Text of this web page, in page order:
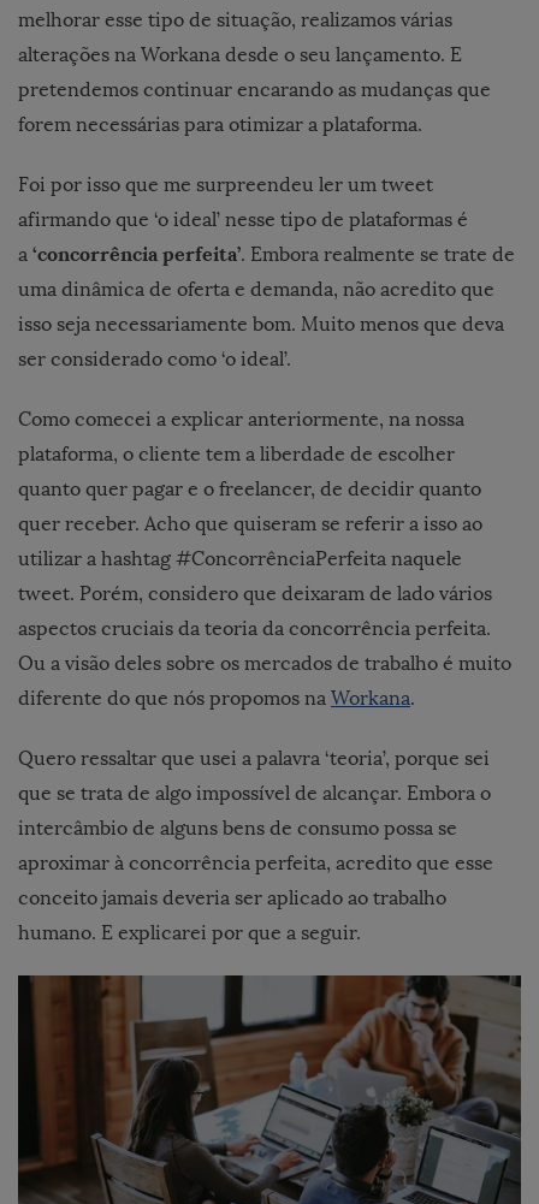
melhorar esse tipo de situação, realizamos várias
alterações na Workana desde o seu lançamento. E
pretendemos continuar encarando as mudanças que
forem necessárias para otimizar a plataforma.
Foi por isso que me surpreendeu ler um tweet
afirmando que ‘o ideal’ nesse tipo de plataformas é
a ‘concorrência perfeita’. Embora realmente se trate de
uma dinâmica de oferta e demanda, não acredito que
isso seja necessariamente bom. Muito menos que deva
ser considerado como ‘o ideal’.
Como comecei a explicar anteriormente, na nossa
plataforma, o cliente tem a liberdade de escolher
quanto quer pagar e o freelancer, de decidir quanto
quer receber. Acho que quiseram se referir a isso ao
utilizar a hashtag #ConcorrênciaPerfeita naquele
tweet. Porém, considero que deixaram de lado vários
aspectos cruciais da teoria da concorrência perfeita.
Ou a visão deles sobre os mercados de trabalho é muito
diferente do que nós propomos na Workana.
Quero ressaltar que usei a palavra ‘teoria’, porque sei
que se trata de algo impossível de alcançar. Embora o
intercâmbio de alguns bens de consumo possa se
aproximar à concorrência perfeita, acredito que esse
conceito jamais deveria ser aplicado ao trabalho
humano. E explicarei por que a seguir.